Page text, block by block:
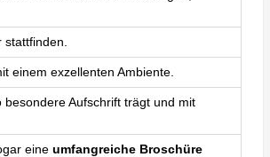
einem exzellenten Ambiente.
besondere Aufschrift trägt und mit
eine umfangreiche Broschüre